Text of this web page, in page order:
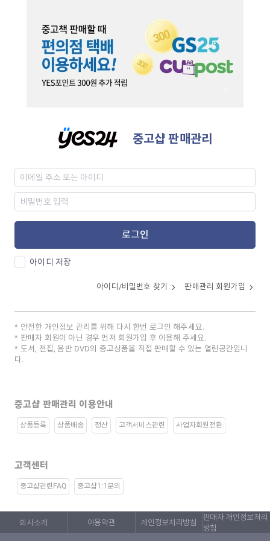
중고샵 판매관리
로그인
아이디 저장
아이디/비밀번호 찾기 판매관리 회원가입
안전한 개인정보 관리를 위해 다시 한번 로그인 해주세요.
판매자 회원이 아닌 경우 먼저 회원가입 후 이용해 주세요.
도서, 전집, 음반 DVD의 중고상품을 직접 판매할 수 있는 열린공간입니
다.
중고샵 판매관리 이용안내
상품등록 상품배송 정산 고객서비스관련 사업자회원전환
고객센터
중고샵관련FAQ 중고샵1:1문의
회사소개 이용약관 개인정보처리방침
판매자 개인정보처리
방침